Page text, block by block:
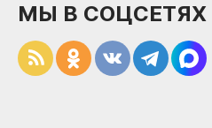
МЫ В СОЦСЕТЯХ